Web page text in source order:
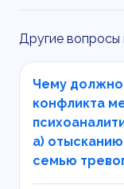
Другие вопросы
Чему должно
конфликта
а)
семью